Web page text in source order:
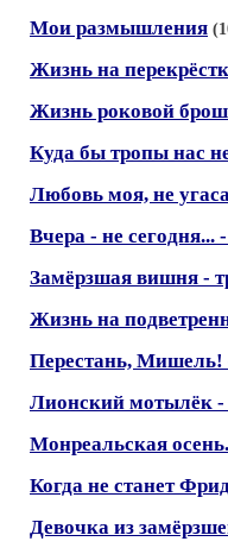
Мои размышления
Жизнь на
Жизнь роковой
Куда бы тропы нас
Любовь моя, не
Вчера - не сегодня...
Замёрзшая вишня -
Жизнь на
Перестань, Мишель!
Лионский мотылёк -
Монреальская
Когда не станет
Девочка из